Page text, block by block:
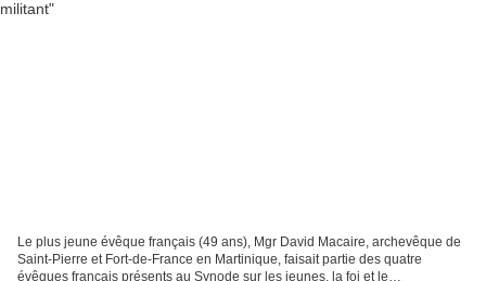
Le plus jeune évêque français (49 ans), Mgr David Macaire, archevêque de
Saint-Pierre et Fort-de-France en Martinique, faisait partie des quatre
évêques français présents au Synode sur les jeunes, la foi et le